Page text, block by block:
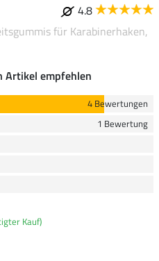
4.8
für Karabinerhaken,
Artikel empfehlen
4 Bewertungen
1 Bewertung
Kauf)